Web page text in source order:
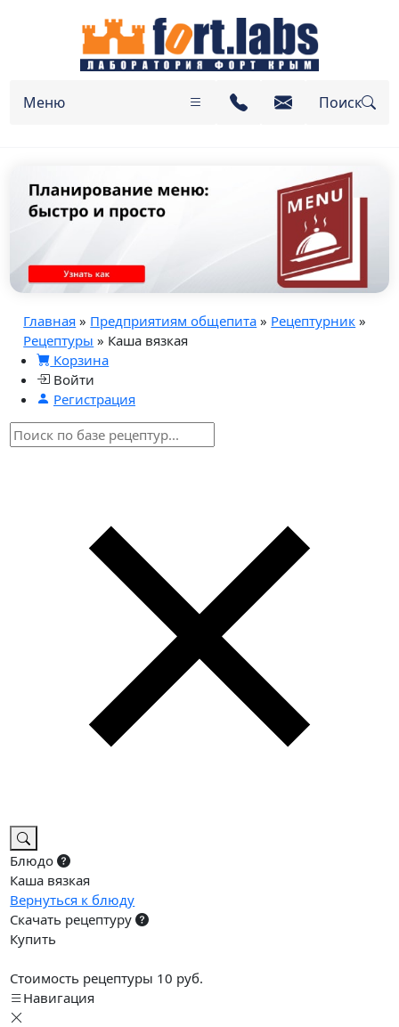
Меню Поиск
Главная » Предприятиям общепита » Рецептурник »
Рецептуры » Каша вязкая
Корзина
Войти
Регистрация
Блюдо
Каша вязкая
Вернуться к блюду
Скачать рецептуру
Купить
Стоимость рецептуры 10 руб.
Навигация